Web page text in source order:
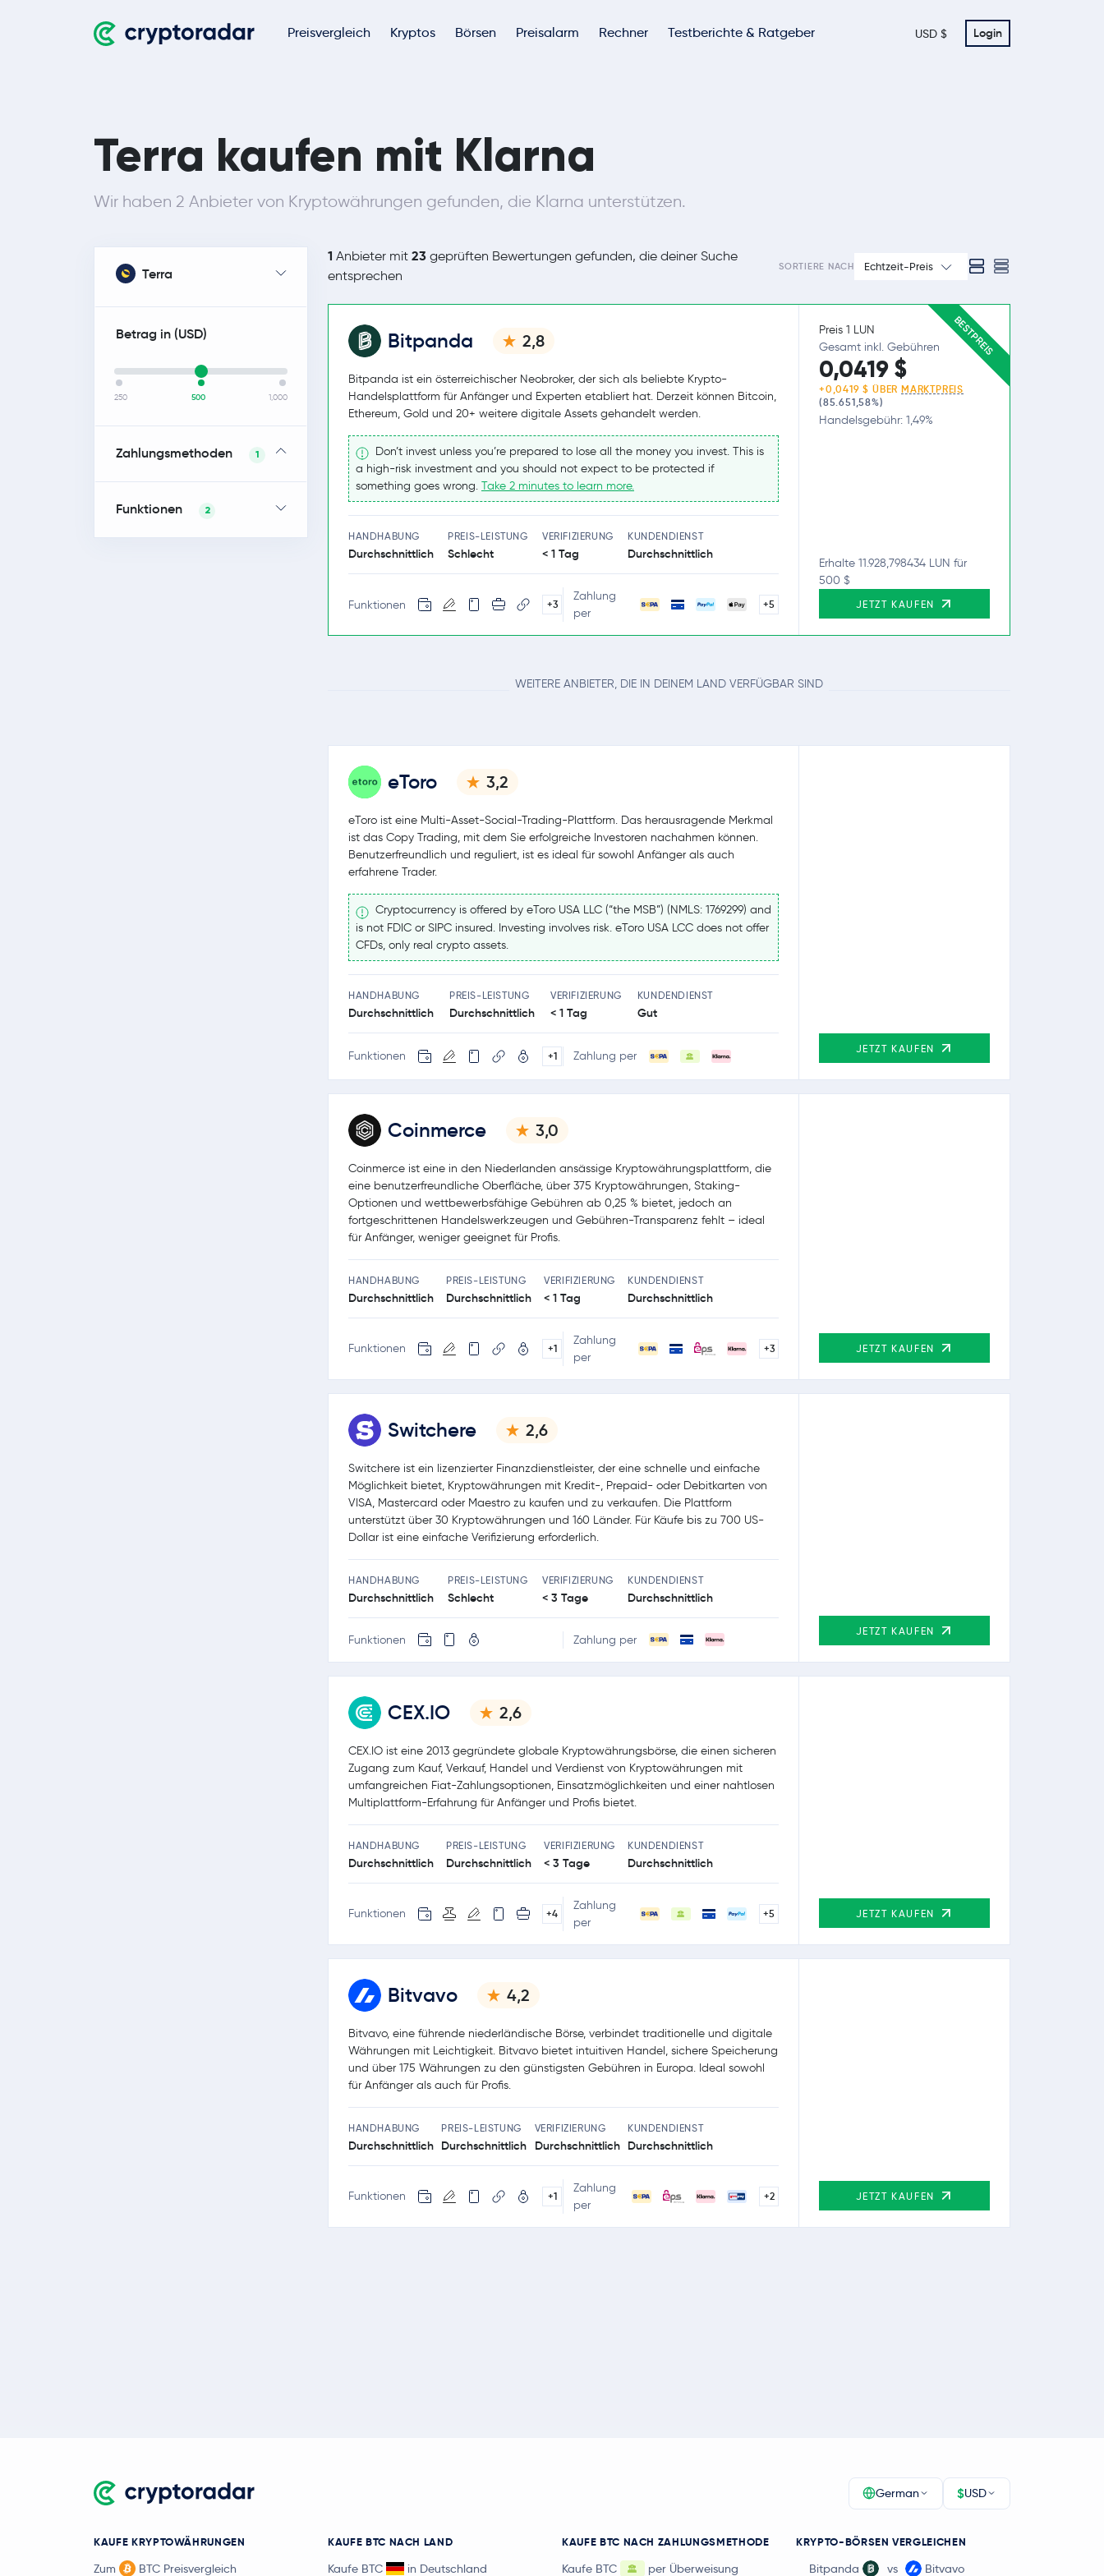
Preisvergleich Kryptos Börsen Preisalarm Rechner Testberichte & Ratgeber USD $ Login
Terra kaufen mit Klarna
Wir haben 2 Anbieter von Kryptowährungen gefunden, die Klarna unterstützen.
Terra
Betrag in (USD)
250 500 1,000
Zahlungsmethoden 1
Funktionen 2
1 Anbieter mit 23 geprüften Bewertungen gefunden, die deiner Suche
entsprechen
SORTIERE NACH Echtzeit-Preis
BESTPREIS
Bitpanda 2,8
Bitpanda ist ein österreichischer Neobroker, der sich als beliebte Krypto-
Handelsplattform für Anfänger und Experten etabliert hat. Derzeit können Bitcoin,
Ethereum, Gold und 20+ weitere digitale Assets gehandelt werden.
Don’t invest unless you’re prepared to lose all the money you invest. This is
a high-risk investment and you should not expect to be protected if
something goes wrong. Take 2 minutes to learn more.
HANDHABUNG
Durchschnittlich
PREIS-LEISTUNG
Schlecht
VERIFIZIERUNG
< 1 Tag
KUNDENDIENST
Durchschnittlich
Funktionen +3
Zahlung
per
+5
Preis 1 LUN
Gesamt inkl. Gebühren
0,0419 $
+0,0419 $ ÜBERMARKTPREIS
(85.651,58%)
Handelsgebühr: 1,49%
Erhalte 11.928,798434 LUN für
500 $
JETZT KAUFEN
WEITERE ANBIETER, DIE IN DEINEM LAND VERFÜGBAR SIND
eToro 3,2
eToro ist eine Multi-Asset-Social-Trading-Plattform. Das herausragende Merkmal
ist das Copy Trading, mit dem Sie erfolgreiche Investoren nachahmen können.
Benutzerfreundlich und reguliert, ist es ideal für sowohl Anfänger als auch
erfahrene Trader.
Cryptocurrency is offered by eToro USA LLC (“the MSB”) (NMLS: 1769299) and
is not FDIC or SIPC insured. Investing involves risk. eToro USA LCC does not offer
CFDs, only real crypto assets.
HANDHABUNG
Durchschnittlich
PREIS-LEISTUNG
Durchschnittlich
VERIFIZIERUNG
< 1 Tag
KUNDENDIENST
Gut
Funktionen +1 Zahlung per
JETZT KAUFEN
Coinmerce 3,0
Coinmerce ist eine in den Niederlanden ansässige Kryptowährungsplattform, die
eine benutzerfreundliche Oberfläche, über 375 Kryptowährungen, Staking-
Optionen und wettbewerbsfähige Gebühren ab 0,25 % bietet, jedoch an
fortgeschrittenen Handelswerkzeugen und Gebühren-Transparenz fehlt – ideal
für Anfänger, weniger geeignet für Profis.
HANDHABUNG
Durchschnittlich
PREIS-LEISTUNG
Durchschnittlich
VERIFIZIERUNG
< 1 Tag
KUNDENDIENST
Durchschnittlich
Funktionen +1
Zahlung
per
+3 JETZT KAUFEN
Switchere 2,6
Switchere ist ein lizenzierter Finanzdienstleister, der eine schnelle und einfache
Möglichkeit bietet, Kryptowährungen mit Kredit-, Prepaid- oder Debitkarten von
VISA, Mastercard oder Maestro zu kaufen und zu verkaufen. Die Plattform
unterstützt über 30 Kryptowährungen und 160 Länder. Für Käufe bis zu 700 US-
Dollar ist eine einfache Verifizierung erforderlich.
HANDHABUNG
Durchschnittlich
PREIS-LEISTUNG
Schlecht
VERIFIZIERUNG
< 3 Tage
KUNDENDIENST
Durchschnittlich
Funktionen Zahlung per
JETZT KAUFEN
CEX.IO 2,6
CEX.IO ist eine 2013 gegründete globale Kryptowährungsbörse, die einen sicheren
Zugang zum Kauf, Verkauf, Handel und Verdienst von Kryptowährungen mit
umfangreichen Fiat-Zahlungsoptionen, Einsatzmöglichkeiten und einer nahtlosen
Multiplattform-Erfahrung für Anfänger und Profis bietet.
HANDHABUNG
Durchschnittlich
PREIS-LEISTUNG
Durchschnittlich
VERIFIZIERUNG
< 3 Tage
KUNDENDIENST
Durchschnittlich
Funktionen +4
Zahlung
per
+5 JETZT KAUFEN
Bitvavo 4,2
Bitvavo, eine führende niederländische Börse, verbindet traditionelle und digitale
Währungen mit Leichtigkeit. Bitvavo bietet intuitiven Handel, sichere Speicherung
und über 175 Währungen zu den günstigsten Gebühren in Europa. Ideal sowohl
für Anfänger als auch für Profis.
HANDHABUNG
Durchschnittlich
PREIS-LEISTUNG
Durchschnittlich
VERIFIZIERUNG
Durchschnittlich
KUNDENDIENST
Durchschnittlich
Funktionen +1
Zahlung
per
+2 JETZT KAUFEN
German $USD
KAUFE KRYPTOWÄHRUNGEN
Zum BTC Preisvergleich
KAUFE BTC NACH LAND
Kaufe BTC in Deutschland
KAUFE BTC NACH ZAHLUNGSMETHODE
Kaufe BTC per Überweisung
KRYPTO-BÖRSEN VERGLEICHEN
Bitpanda vs Bitvavo